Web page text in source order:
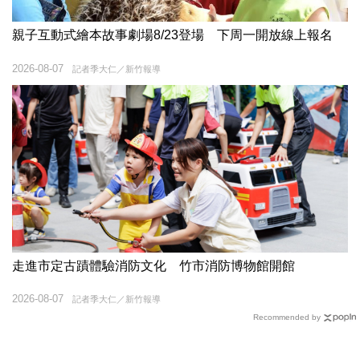
親子互動式繪本故事劇場8/23登場 下周一開放線上報名
記者季大仁／新竹報導
2026-08-07
走進市定古蹟體驗消防文化 竹市消防博物館開館
記者季大仁／新竹報導
2026-08-07
Recommended by